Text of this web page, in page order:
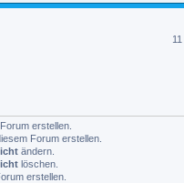
erstellen.
Forum erstellen.
ändern.
löschen.
erstellen.